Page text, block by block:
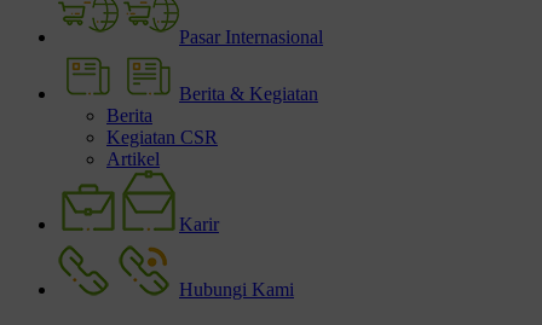
Pasar Internasional
Berita & Kegiatan
Berita
Kegiatan CSR
Artikel
Karir
Hubungi Kami